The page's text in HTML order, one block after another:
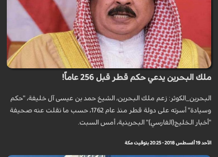
ملك البحرين يدعي حكم قطر قبل 256 عاماً!
البحرين_الكوثر: زعم ملك البحرين، الشيخ حمد بن عيسى آل خليفة، "حكم
وسيادة" أسرته على دولة قطر منذ عام 1762، حسب ما نقلت عنه صحيفة
"أخبار الخليج(الفارسي)" البحرينية، أمس السبت.
الأحد 19 أغسطس 2018 - 20:25 بتوقيت مكة